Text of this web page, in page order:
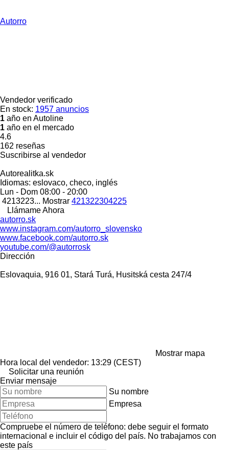
Autorro
Vendedor verificado
En stock: 1957 anuncios
1 año en Autoline
1 año en el mercado
4.6
162 reseñas
Suscribirse al vendedor
Autorealitka.sk
Idiomas: eslovaco, checo, inglés
Lun - Dom 08:00 - 20:00
4213223... Mostrar 421322304225
Llámame Ahora
autorro.sk
www.instagram.com/autorro_slovensko
www.facebook.com/autorro.sk
youtube.com/@autorrosk
Dirección
Eslovaquia, 916 01, Stará Turá, Husitská cesta 247/4
Mostrar mapa
Hora local del vendedor: 13:29 (CEST)
Solicitar una reunión
Enviar mensaje
Su nombre
Empresa
Compruebe el número de teléfono: debe seguir el formato
internacional e incluir el código del país. No trabajamos con
este país